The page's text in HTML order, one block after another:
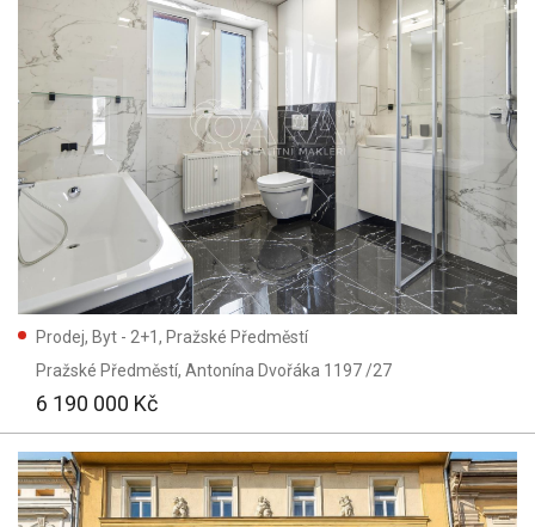
Prodej, Byt - 2+1, Pražské Předměstí
Pražské Předměstí, Antonína Dvořáka 1197 /27
6 190 000 Kč